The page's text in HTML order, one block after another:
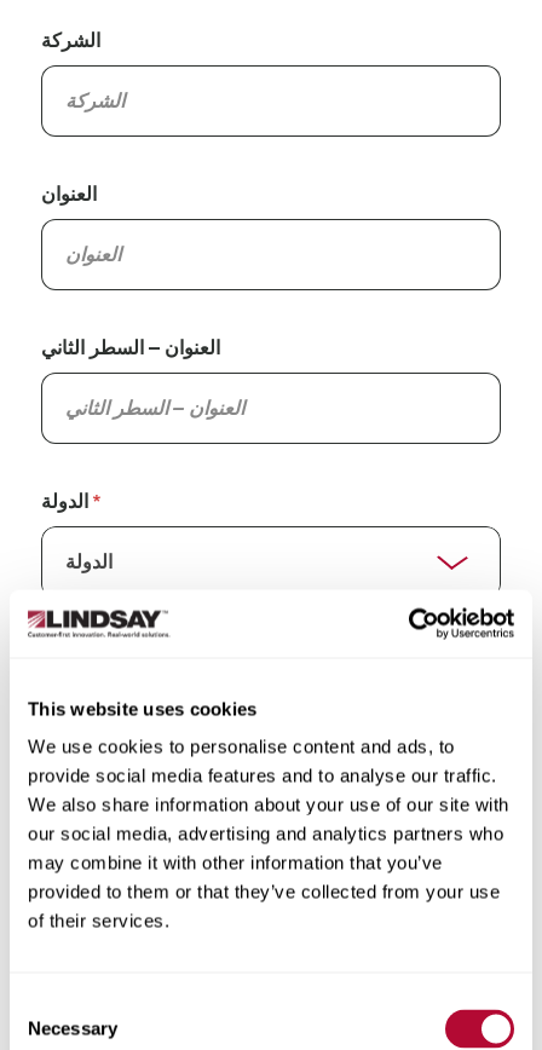
This website uses cookies
We use cookies to personalise content and ads, to
provide social media features and to analyse our traffic.
We also share information about your use of our site with
our social media, advertising and analytics partners who
may combine it with other information that you’ve
provided to them or that they’ve collected from your use
of their services.
Selection
Necessary
الشركة
العنوان
العنوان – السطر الثاني
الدولة
المدينة